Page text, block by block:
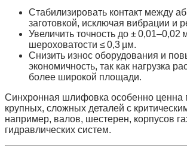
Стабилизировать контакт между
заготовкой, исключая вибрации и
Увеличить точность до ± 0,01–0,02
шероховатости ≤ 0,3 µм.
Снизить износ оборудования и
экономичность, так как нагрузка
более широкой площади.
Синхронная шлифовка особенно ценна
крупных, сложных деталей с
например, валов, шестерен, корпусов
гидравлических систем.